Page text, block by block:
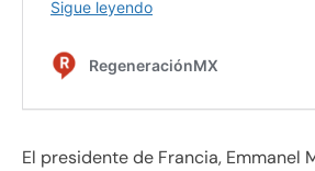
El presidente de Francia, Emmanel